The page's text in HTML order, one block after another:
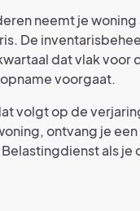
neemt je
De
dat vlak voor
voorgaat.
volgt op de
ontvang je
als je